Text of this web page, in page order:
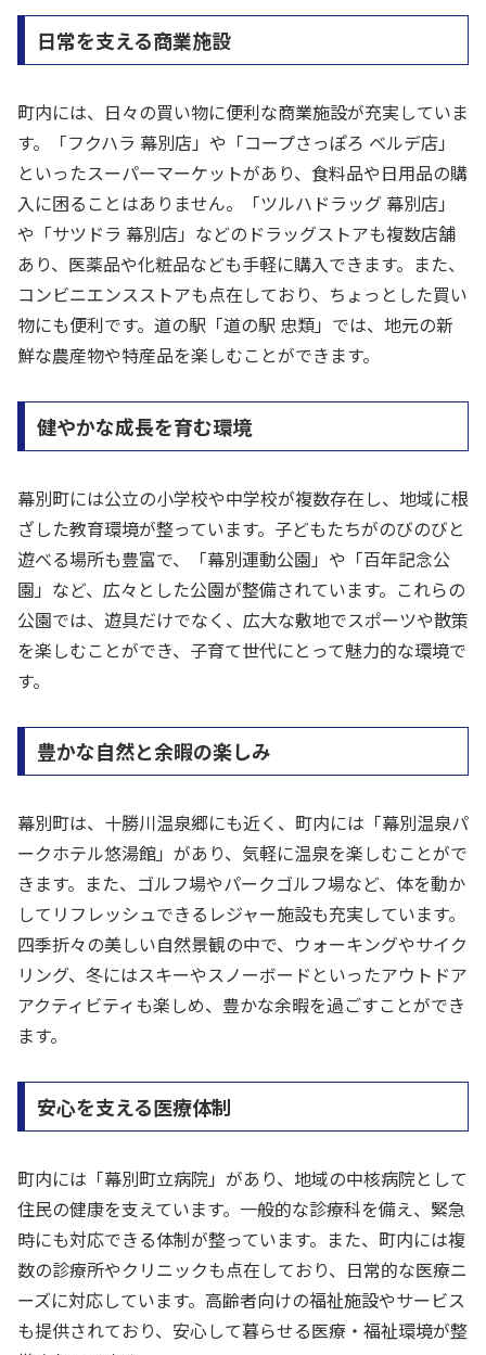
日常を支える商業施設
町内には、日々の買い物に便利な商業施設が充実していま
す。「フクハラ 幕別店」や「コープさっぽろ ベルデ店」
といったスーパーマーケットがあり、食料品や日用品の購
入に困ることはありません。「ツルハドラッグ 幕別店」
や「サツドラ 幕別店」などのドラッグストアも複数店舗
あり、医薬品や化粧品なども手軽に購入できます。また、
コンビニエンスストアも点在しており、ちょっとした買い
物にも便利です。道の駅「道の駅 忠類」では、地元の新
鮮な農産物や特産品を楽しむことができます。
健やかな成長を育む環境
幕別町には公立の小学校や中学校が複数存在し、地域に根
ざした教育環境が整っています。子どもたちがのびのびと
遊べる場所も豊富で、「幕別運動公園」や「百年記念公
園」など、広々とした公園が整備されています。これらの
公園では、遊具だけでなく、広大な敷地でスポーツや散策
を楽しむことができ、子育て世代にとって魅力的な環境で
す。
豊かな自然と余暇の楽しみ
幕別町は、十勝川温泉郷にも近く、町内には「幕別温泉パ
ークホテル悠湯館」があり、気軽に温泉を楽しむことがで
きます。また、ゴルフ場やパークゴルフ場など、体を動か
してリフレッシュできるレジャー施設も充実しています。
四季折々の美しい自然景観の中で、ウォーキングやサイク
リング、冬にはスキーやスノーボードといったアウトドア
アクティビティも楽しめ、豊かな余暇を過ごすことができ
ます。
安心を支える医療体制
町内には「幕別町立病院」があり、地域の中核病院として
住民の健康を支えています。一般的な診療科を備え、緊急
時にも対応できる体制が整っています。また、町内には複
数の診療所やクリニックも点在しており、日常的な医療ニ
ーズに対応しています。高齢者向けの福祉施設やサービス
も提供されており、安心して暮らせる医療・福祉環境が整